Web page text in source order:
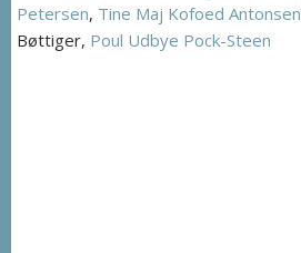
Petersen, Tine Maj Kofoed Antonsen
Bøttiger, Poul Udbye Pock-Steen